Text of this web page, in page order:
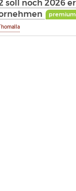
soll noch 2026
premium